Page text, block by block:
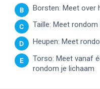
B Borsten: Meet over
C Taille: Meet
D Heupen: Meet
E
Torso: Meet vanaf
rondom je lichaam